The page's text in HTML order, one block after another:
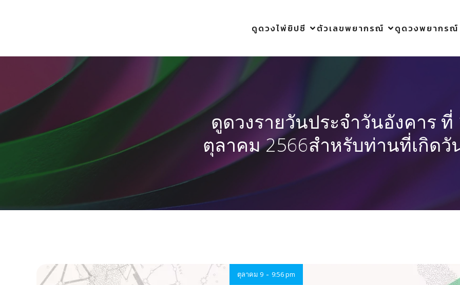
ดูดวงไพ่ยิปซี ตัวเลขพยากรณ์ ดูดวงพยากรณ์
ดูดวงรายวันประจำวันอังคาร ที่
ตุลาคม 2566สำหรับท่านที่เกิดวั
ตุลาคม 9 - 9:56 pm